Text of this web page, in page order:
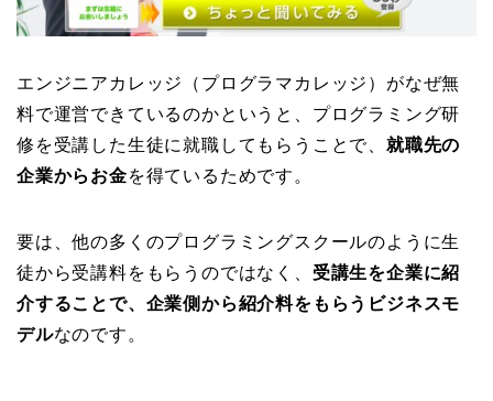
エンジニアカレッジ（プログラマカレッジ）がなぜ無
料で運営できているのかというと、プログラミング研
修を受講した生徒に就職してもらうことで、 就職先の
企業からお金を得ているためです。
要は、他の多くのプログラミングスクールのように生
徒から受講料をもらうのではなく、 受講生を企業に紹
介することで、企業側から紹介料をもらうビジネスモ
デルなのです。